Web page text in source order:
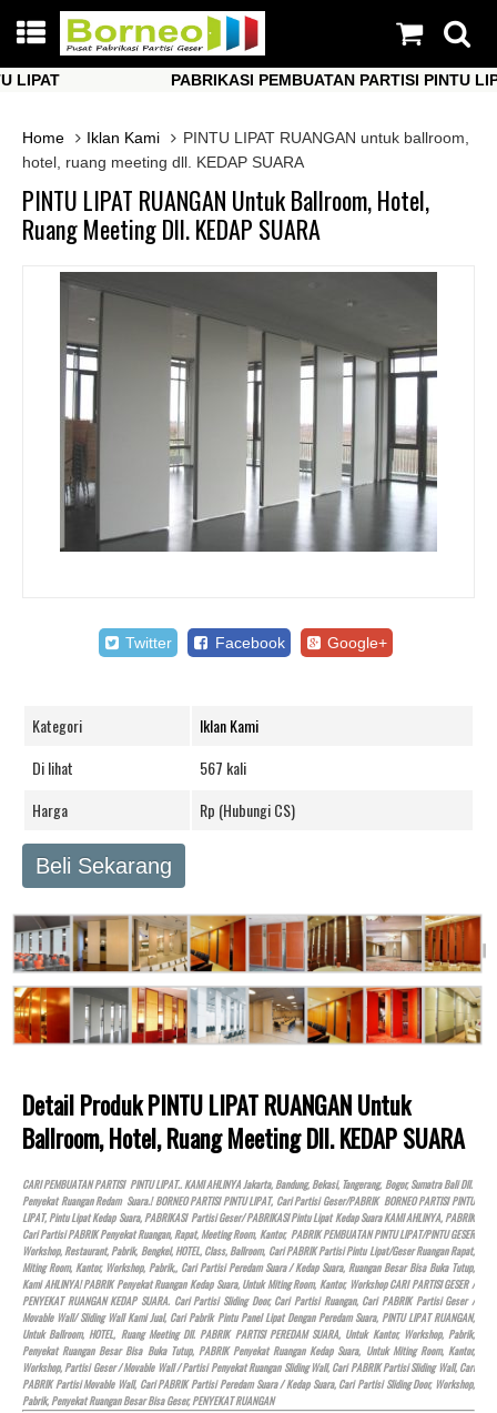
PABRIKASI PEMBUATAN PARTISI PINTU LIPAT
Home
Iklan Kami
PINTU LIPAT RUANGAN untuk ballroom,
hotel, ruang meeting dll. KEDAP SUARA
PINTU LIPAT RUANGAN Untuk Ballroom, Hotel,
Ruang Meeting Dll. KEDAP SUARA
Twitter Facebook Google+
Kategori
Iklan Kami
Di lihat
567 kali
Harga
Rp (Hubungi CS)
Beli Sekarang
Detail Produk PINTU LIPAT RUANGAN Untuk
Ballroom, Hotel, Ruang Meeting Dll. KEDAP SUARA
CARI PEMBUATAN PARTISI PINTU LIPAT.. KAMI AHLINYA Jakarta, Bandung, Bekasi, Tangerang, Bogor, Sumatra Bali Dll.
Penyekat Ruangan Redam Suara.! BORNEO PARTISI PINTU LIPAT, Cari Partisi Geser/PABRIK BORNEO PARTISI PINTU
LIPAT, Pintu Lipat Kedap Suara, PABRIKASI Partisi Geser/ PABRIKASI Pintu Lipat Kedap Suara KAMI AHLINYA, PABRIK
Cari Partisi PABRIK Penyekat Ruangan, Rapat, Meeting Room, Kantor, PABRIK PEMBUATAN PINTU LIPAT/PINTU GESER
Workshop, Restaurant, Pabrik, Bengkel,HOTEL, Class, Ballroom, Cari PABRIK Partisi Pintu Lipat/Geser Ruangan Rapat,
Miting Room, Kantor, Workshop, Pabrik,, Cari Partisi Peredam Suara / Kedap Suara, Ruangan Besar Bisa Buka Tutup,
Kami AHLINYA! PABRIK Penyekat Ruangan Kedap Suara, Untuk Miting Room, Kantor, Workshop CARI PARTISI GESER /
PENYEKAT RUANGAN KEDAP SUARA. Cari Partisi Sliding Door, Cari Partisi Ruangan, Cari PABRIK Partisi Geser /
Movable Wall/ Sliding Wall Kami Jual, Cari Pabrik Pintu Panel Lipat Dengan Peredam Suara, PINTU LIPAT RUANGAN,
Untuk Ballroom,HOTEL, Ruang Meeting Dll. PABRIK PARTISI PEREDAM SUARA, Untuk Kantor, Workshop, Pabrik,
Penyekat Ruangan Besar Bisa Buka Tutup, PABRIK Penyekat Ruangan Kedap Suara, Untuk Miting Room, Kantor,
Workshop, Partisi Geser / Movable Wall / Partisi Penyekat Ruangan Sliding Wall, Cari PABRIK Partisi Sliding Wall, Cari
PABRIK Partisi Movable Wall, Cari PABRIK Partisi Peredam Suara / Kedap Suara, Cari Partisi Sliding Door, Workshop,
Pabrik, Penyekat Ruangan Besar Bisa Geser, PENYEKAT RUANGAN